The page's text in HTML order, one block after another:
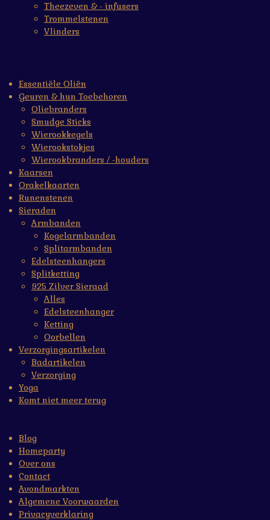
Theezeven & - infusers
Trommelstenen
Vlinders
Essentiële Oliën
Geuren & hun Toebehoren
Oliebranders
Smudge Sticks
Wierookkegels
Wierookstokjes
Wierookbranders / -houders
Kaarsen
Orakelkaarten
Runenstenen
Sieraden
Armbanden
Kogelarmbanden
Splitarmbanden
Edelsteenhangers
Splitketting
925 Zilver Sieraad
Alles
Edelsteenhanger
Ketting
Oorbellen
Verzorgingsartikelen
Badartikelen
Verzorging
Yoga
Komt niet meer terug
Blog
Homeparty
Over ons
Contact
Avondmarkten
Algemene Voorwaarden
Privacyverklaring